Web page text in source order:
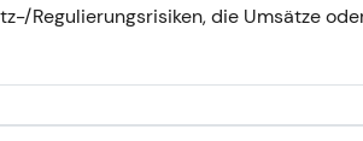
technische Postur bärisch
Regulierungsrisiken, die Umsätze